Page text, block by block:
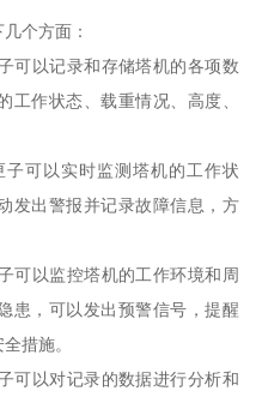
个方面：
可以记录和存储塔机的各项数
工作状态、载重情况、高度、
可以实时监测塔机的工作状
发出警报并记录故障信息，方
可以监控塔机的工作环境和周
患，可以发出预警信号，提醒
措施。
可以对记录的数据进行分析和